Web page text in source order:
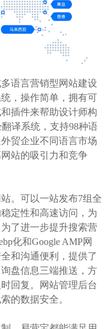
语言营销型网站建设
，操作简单，拥有可
插件来帮助设计师构
译系统，支持98种语
贸企业不同语言市场
站的吸引力和竞争
。可以一站发布7组全
定性和高速访问，为
了进一步提升搜索营
化和Google AMP网
和沟通便利，提供了
盘信息三端推送，方
回复。网站管理后台
的数据安全。